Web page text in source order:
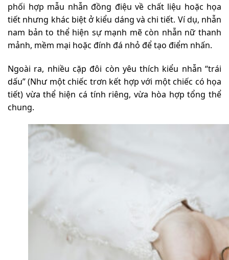
phối hợp mẫu nhẫn đồng điệu về chất liệu hoặc họa
tiết nhưng khác biệt ở kiểu dáng và chi tiết. Ví dụ, nhẫn
nam bản to thể hiện sự mạnh mẽ còn nhẫn nữ thanh
mảnh, mềm mại hoặc đính đá nhỏ để tạo điểm nhấn.
Ngoài ra, nhiều cặp đôi còn yêu thích kiểu nhẫn “trái
dấu” (Như một chiếc trơn kết hợp với một chiếc có họa
tiết) vừa thể hiện cá tính riêng, vừa hòa hợp tổng thể
chung.